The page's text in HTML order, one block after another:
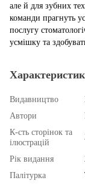
але й для зубних
команди прагнуть
послугу
усмішку та
Видавництво
Автори
К-сть сторінок та
ілюстрацій
Рік видання
Палітурка